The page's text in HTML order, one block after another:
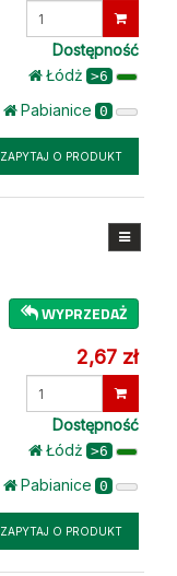
Dostępność
Łódż >6
Pabianice 0
ZAPYTAJ O PRODUKT
WYPRZEDAŻ
2,67 zł
Dostępność
Łódż >6
Pabianice 0
ZAPYTAJ O PRODUKT